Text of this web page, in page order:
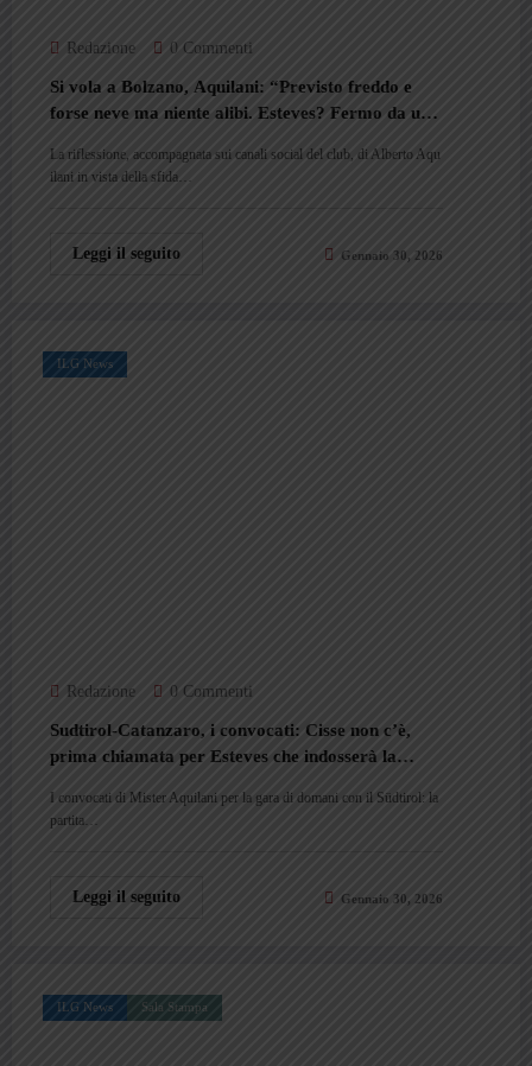
Redazione 0 Commenti
Si vola a Bolzano, Aquilani: “Previsto freddo e
forse neve ma niente alibi. Esteves? Fermo da un
La riflessione, accompagnata sui canali social del club, di Alberto Aqu
ilani in vista della sfida…
Leggi il seguito Gennaio 30, 2026
ILG News
Redazione 0 Commenti
Sudtirol-Catanzaro, i convocati: Cisse non c’è,
prima chiamata per Esteves che indosserà la
I convocati di Mister Aquilani per la gara di domani con il Südtirol: la
partita…
Leggi il seguito Gennaio 30, 2026
ILG News Sala Stampa